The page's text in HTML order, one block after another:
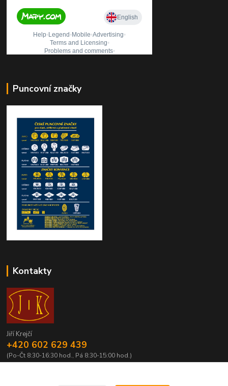
Puncovní značky
Kontakty
Jiří Krejčí
+420 602 629 439
(Po-Čt 8:30-16:30 hod., Pá 8:30-15:00 hod.)